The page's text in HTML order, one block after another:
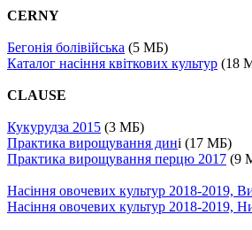
CERNY
Бегонія болівійська (5 МБ)
Каталог насіння квіткових культур (18
CLAUSE
Кукурудза 2015 (3 МБ)
Практика вирощування дині (17 МБ)
Практика вирощування перцю 2017 (9
Насіння овочевих культур 2018-2019,
Насіння овочевих культур 2018-2019,